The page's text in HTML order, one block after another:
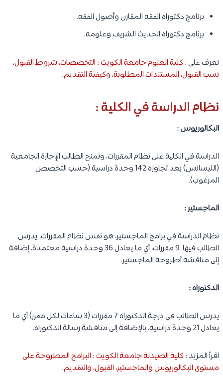
برنامج دكتوراه الفقه المقارن وأصول الفقه.
برنامج دكتوراه الحديث الشريف وعلومه.
تعرف على : كلية العلوم جامعة الكويت : التخصصات، شروط القبول،
نسب القبول، المستندات المطلوبة، وكيفية التقديم.
نظام الدراسة في الكلية :
البكالوريوس :
الدراسة في الكلية على نظام المقررات، وتمنح الطالب الإجازة الجامعية
(الليسانس) بعد تجاوزه 142 وحدة دراسية (حسب التخصص
المرغوب).
الماجستير :
نظام الدراسة في برامج الماجستير، هو نفس نظام المقررات، يدرس
الطالب فيها 9 مقررات، أي ما يعادل 36 وحدة دراسية معتمدة، إضافة
إلى مناقشة أطروحة الماجستير.
الدكتوراه :
يدرس الطالب في درجة الدكتوراه 7 مقررات (3 ساعات لكل مقرر) أي ما
يعادل 21 وحدة دراسية، بالإضافة إلى مناقشة رسالة الدكتوراه.
اقرأ المزيد : كلية الصيدلة جامعة الكويت : البرامج المطروحة على
مستوى البكالوريوس والماجستير، القبول، والتقديم.